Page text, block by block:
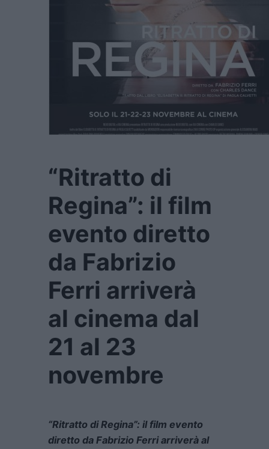
“Ritratto di
Regina”: il film
evento diretto
da Fabrizio
Ferri arriverà
al cinema dal
21 al 23
novembre
“Ritratto di Regina”: il film evento
diretto da Fabrizio Ferri arriverà al